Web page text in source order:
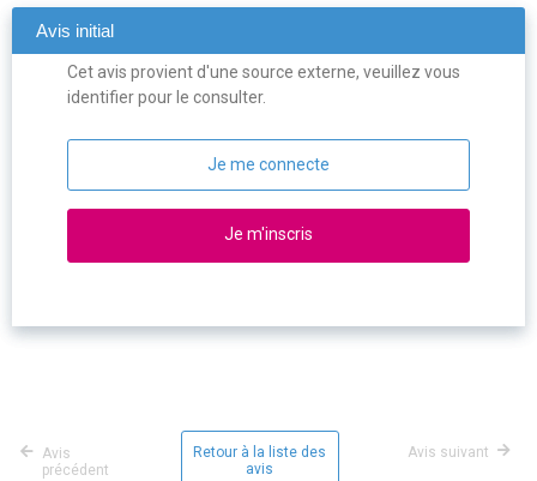
Avis initial
Cet avis provient d'une source externe, veuillez vous
identifier pour le consulter.
Je me connecte
Je m'inscris
Avis
précédent
Retour à la liste des
avis
Avis suivant